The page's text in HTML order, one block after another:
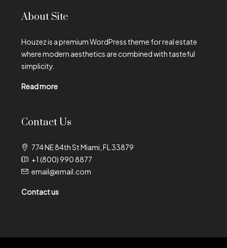
About Site
Houzez is a premium WordPress theme for real estate
where modern aesthetics are combined with tasteful
simplicity.
Read more
Contact Us
774 NE 84th St Miami, FL 33879
+1 (800) 990 8877
email@email.com
Contact us